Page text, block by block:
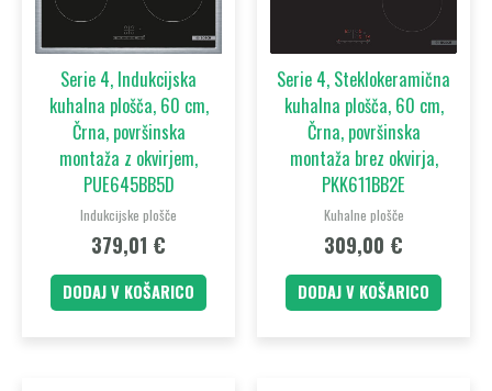
Serie 4, Indukcijska
kuhalna plošča, 60 cm,
Črna, površinska
montaža z okvirjem,
PUE645BB5D
Indukcijske plošče
379,01 €
DODAJ V KOŠARICO
Serie 4, Steklokeramična
kuhalna plošča, 60 cm,
Črna, površinska
montaža brez okvirja,
PKK611BB2E
Kuhalne plošče
309,00 €
DODAJ V KOŠARICO